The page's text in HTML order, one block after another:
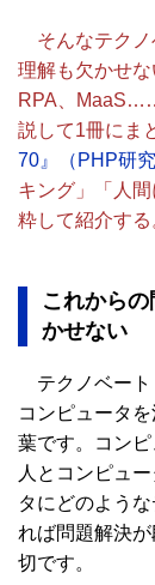
そんなテクノ
理解も欠かせな
RPA、
説して1冊にま
70』（PHP研
キング」「人
粋して紹介する
これから
かせない
テクノベート
コンピュータ
葉です。コンピ
人とコンピュ
タにどのよう
れば問題解決
切です。